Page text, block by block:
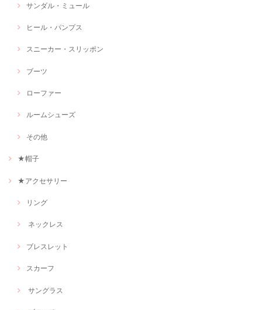
サンダル・ミュール
ヒール・パンプス
スニーカー・スリッポン
ブーツ
ローファー
ルームシューズ
その他
★帽子
★アクセサリー
リング
ネックレス
ブレスレット
スカーフ
サングラス